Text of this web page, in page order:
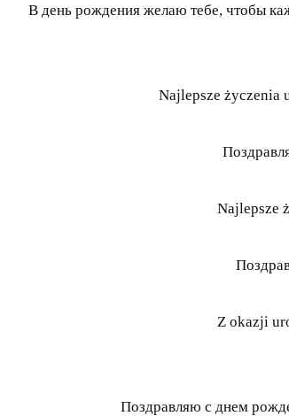
В день рождения желаю тебе, чтобы
Najlepsze życzenia
Najlepsze
Z okazji
Поздравляю с днем